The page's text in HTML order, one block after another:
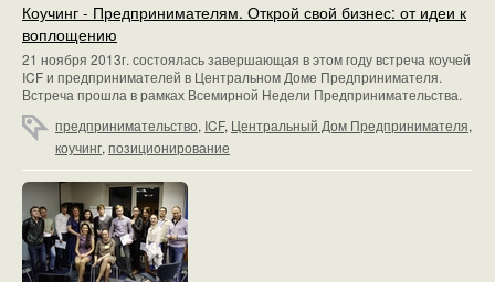
Коучинг - Предпринимателям. Открой свой бизнес: от идеи к
воплощению
21 ноября 2013г. состоялась завершающая в этом году встреча коучей
ICF и предпринимателей в Центральном Доме Предпринимателя.
Встреча прошла в рамках Всемирной Недели Предпринимательства.
предпринимательство, ICF, Центральный Дом Предпринимателя,
коучинг, позиционирование